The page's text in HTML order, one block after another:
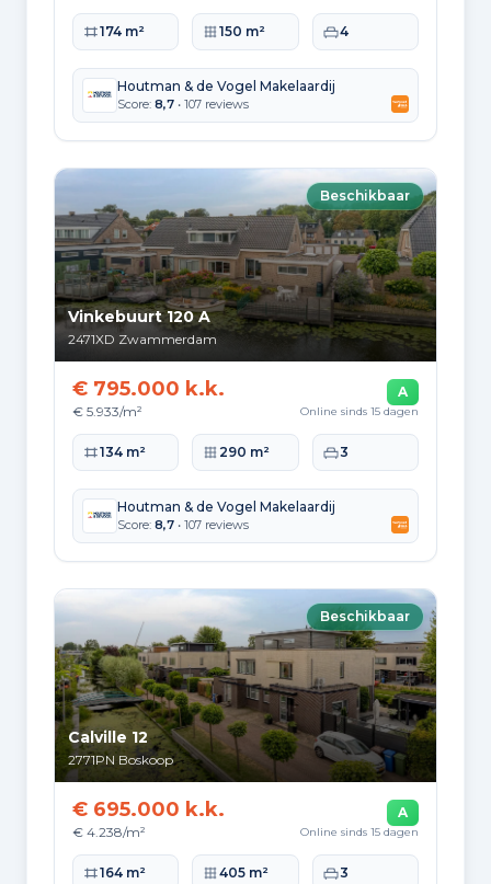
Woonoppervlakte
174 m² Perceeloppervlakte
150 m² Slaapkamers
4
Houtman & de Vogel Makelaardij
Score: 8,7 • 107 reviews
Beschikbaar
Vinkebuurt 120 A
2471XD Zwammerdam
€ 795.000 k.k.
€ 5.933/m²
A
Online sinds 15 dagen
Woonoppervlakte
134 m² Perceeloppervlakte
290 m² Slaapkamers
3
Houtman & de Vogel Makelaardij
Score: 8,7 • 107 reviews
Beschikbaar
Calville 12
2771PN Boskoop
€ 695.000 k.k.
€ 4.238/m²
A
Online sinds 15 dagen
Woonoppervlakte
164 m² Perceeloppervlakte
405 m² Slaapkamers
3